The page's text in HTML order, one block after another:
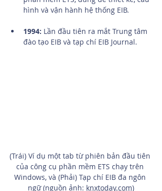
hình và vận hành hệ thống EIB.
1994: Lần đầu tiên ra mắt Trung tâm
đào tạo EIB và tạp chí EIB Journal.
(Trái) Ví dụ một tab từ phiên bản đầu tiên
của công cụ phần mềm ETS chạy trên
Windows, và (Phải) Tạp chí EIB đa ngôn
ngữ (nguồn ảnh: knxtoday.com)